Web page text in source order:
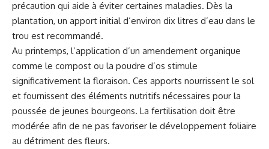
précaution qui aide à éviter certaines maladies. Dès la
plantation, un apport initial d’environ dix litres d’eau dans le
trou est recommandé.
Au printemps, l’application d’un amendement organique
comme le compost ou la poudre d’os stimule
significativement la floraison. Ces apports nourrissent le sol
et fournissent des éléments nutritifs nécessaires pour la
poussée de jeunes bourgeons. La fertilisation doit être
modérée afin de ne pas favoriser le développement foliaire
au détriment des fleurs.